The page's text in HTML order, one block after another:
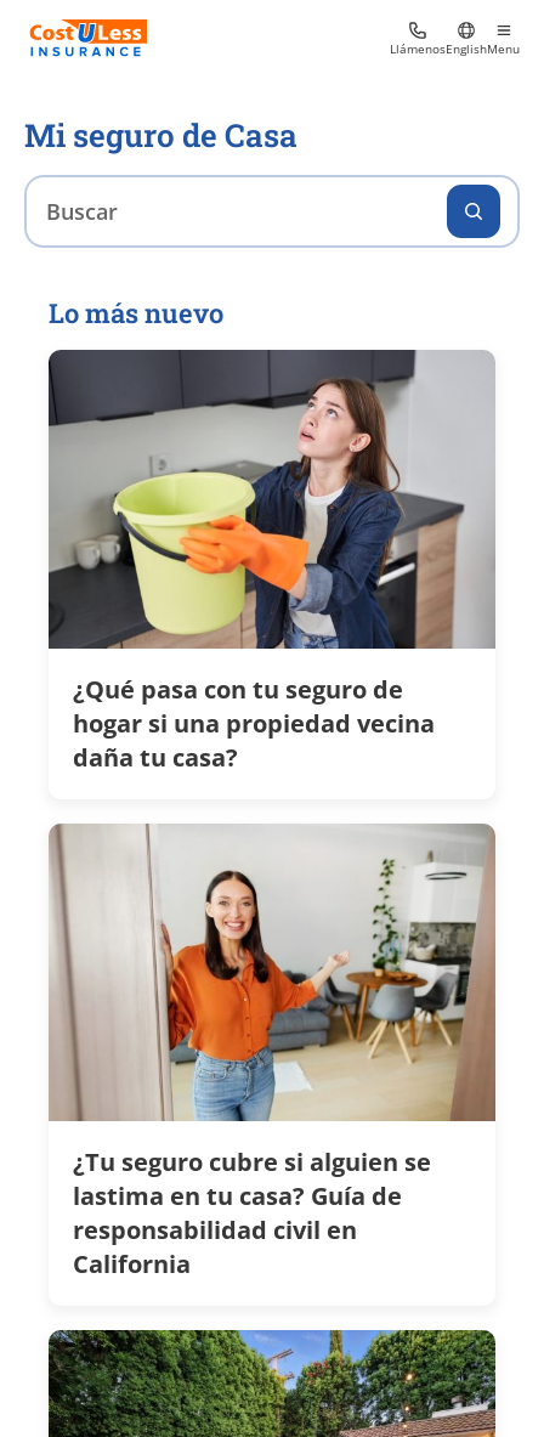
LlámenosEnglishMenu
Mi seguro de Casa
Lo más nuevo
¿Qué pasa con tu seguro de
hogar si una propiedad vecina
daña tu casa?
¿Tu seguro cubre si alguien se
lastima en tu casa? Guía de
responsabilidad civil en
California